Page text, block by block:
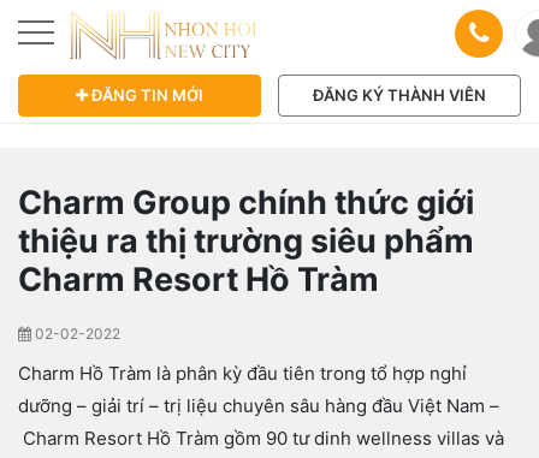
ĐĂNG TIN MỚI ĐĂNG KÝ THÀNH VIÊN
Charm Group chính thức giới
thiệu ra thị trường siêu phẩm
Charm Resort Hồ Tràm
02-02-2022
Charm Hồ Tràm là phân kỳ đầu tiên trong tổ hợp nghỉ
dưỡng – giải trí – trị liệu chuyên sâu hàng đầu Việt Nam –
Charm Resort Hồ Tràm gồm 90 tư dinh wellness villas và